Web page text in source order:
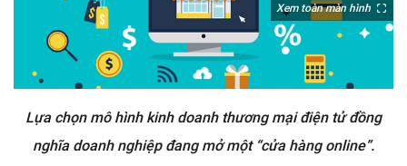
Xem toàn màn hình
Lựa chọn mô hình kinh doanh thương mại điện tử đồng
nghĩa doanh nghiệp đang mở một “cửa hàng online”.